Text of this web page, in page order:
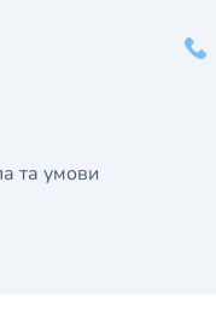
та умови